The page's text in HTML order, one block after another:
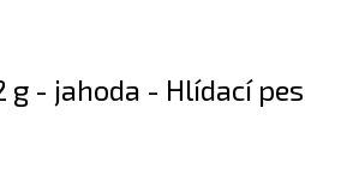
g - jahoda - Hlídací pes